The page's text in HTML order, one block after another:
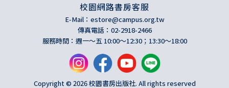
校園網路書房客服
E-Mail： estore@campus.org.tw
傳真電話：02-2918-2466
服務時間：週一～五 10:00～12:30；13:30～18:00
Copyright © 2026 校園書房出版社. All rights reserved